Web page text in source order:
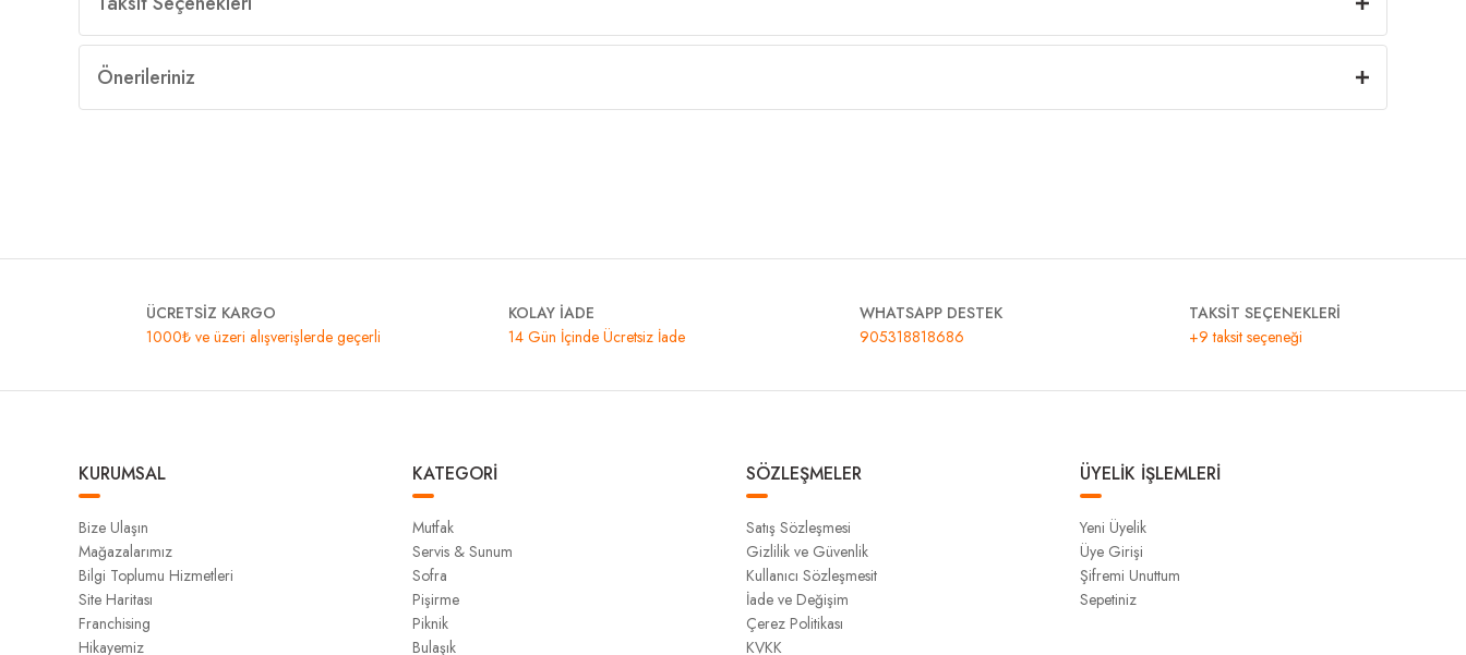
Önerileriniz
ÜCRETSİZ KARGO
1000₺ ve üzeri alışverişlerde geçerli
KOLAY İADE
14 Gün İçinde Ücretsiz İade
WHATSAPP DESTEK
905318818686
TAKSİT SEÇENEKLERİ
+9 taksit seçeneği
KURUMSAL
Bize Ulaşın
Mağazalarımız
Bilgi Toplumu Hizmetleri
Site Haritası
Franchising
Hikayemiz
KATEGORİ
Mutfak
Servis & Sunum
Sofra
Pişirme
Piknik
Bulaşık
SÖZLEŞMELER
Satış Sözleşmesi
Gizlilik ve Güvenlik
Kullanıcı Sözleşmesit
İade ve Değişim
Çerez Politikası
KVKK
ÜYELİK İŞLEMLERİ
Yeni Üyelik
Üye Girişi
Şifremi Unuttum
Sepetiniz